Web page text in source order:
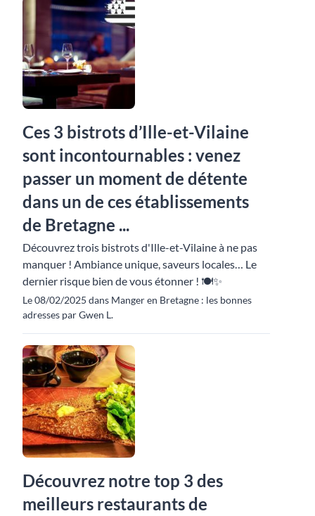
Ces 3 bistrots d’Ille-et-Vilaine
sont incontournables : venez
passer un moment de détente
dans un de ces établissements
de Bretagne ...
Découvrez trois bistrots d'Ille-et-Vilaine à ne pas
manquer ! Ambiance unique, saveurs locales… Le
dernier risque bien de vous étonner ! 🍽️✨
Le 08/02/2025 dans Manger en Bretagne : les bonnes
adresses par Gwen L.
Découvrez notre top 3 des
meilleurs restaurants de